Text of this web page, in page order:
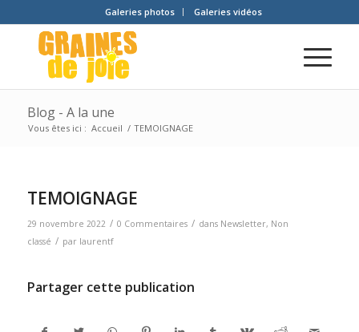
Galeries photos Galeries vidéos
Blog - A la une
Vous êtes ici : Accueil / TEMOIGNAGE
TEMOIGNAGE
29 novembre 2022 / 0 Commentaires / dans Newsletter, Non
classé / par laurentf
Partager cette publication